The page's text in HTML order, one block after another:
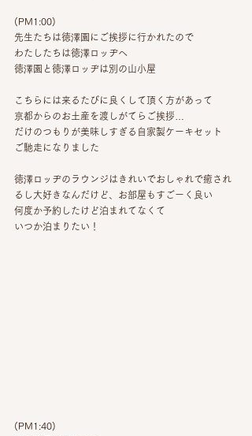
(PM1:00)
先生たちは徳澤園にご挨拶に行かれたので
わたしたちは徳澤ロッヂへ
徳澤園と徳澤ロッヂは別の山小屋
こちらには来るたびに良くして頂く方があって
京都からのお土産を渡しがてらご挨拶…
だけのつもりが美味しすぎる自家製ケーキセット
ご馳走になりました
徳澤ロッヂのラウンジはきれいでおしゃれで癒され
るし大好きなんだけど、お部屋もすごーく良い
何度か予約したけど泊まれてなくて
いつか泊まりたい！
(PM1:40)